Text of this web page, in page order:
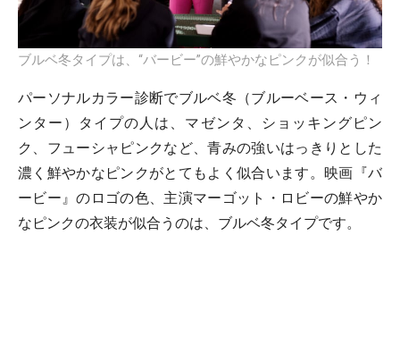
ブルベ冬タイプは、“バービー”の鮮やかなピンクが似合う！
パーソナルカラー診断でブルベ冬（ブルーベース・ウィ
ンター）タイプの人は、マゼンタ、ショッキングピン
ク、フューシャピンクなど、青みの強いはっきりとした
濃く鮮やかなピンクがとてもよく似合います。映画『バ
ービー』のロゴの色、主演マーゴット・ロビーの鮮やか
なピンクの衣装が似合うのは、ブルベ冬タイプです。